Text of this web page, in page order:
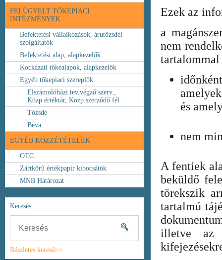
FELÜGYELT TŐKEPIACI
INTÉZMÉNYEK
Befektetési vállalkozások, árutőzsdei
szolgáltatók
Befektetési alap, alapkezelők
Kockázati tőkealapok, alapkezelők
Egyéb tőkepiaci szereplők
Elszámolóházi tev.végző szerv.,
Közp.értéktár, Közp.szerződő fél
Tőzsde
Beva
EGYÉB KÖZZÉTÉTELEK
OTC
Zártkörű értékpapír kibocsátók
MNB Határozat
Keresés
Részletes kereső>>
Ezek az
a
nem
és
nem
A fentiek
beküldő
törekszik
tartalmú
illetve az